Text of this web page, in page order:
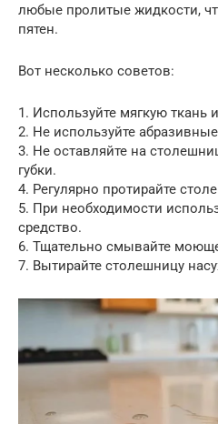
любые пролитые жидкости,
пятен.
Вот несколько советов:
1. Используйте мягкую ткань
2. Не используйте
3. Не оставляйте на
губки.
4. Регулярно протирайте
5. При необходимости
средство.
6. Тщательно смывайте
7. Вытирайте столешницу